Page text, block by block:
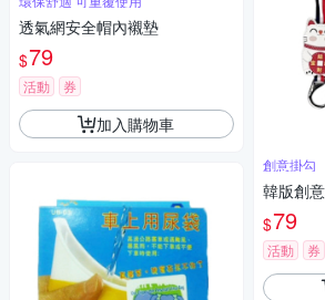
透氣網安全帽內襯墊
$79
活動 券
加入購物車
創意掛勾
韓版創
$79
活動 券